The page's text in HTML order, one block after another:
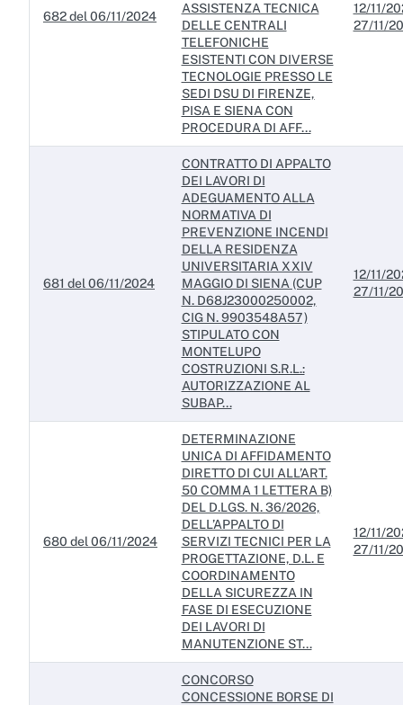
682 del 06/11/2024
ASSISTENZA TECNICA
DELLE CENTRALI
TELEFONICHE
ESISTENTI CON DIVERSE
TECNOLOGIE PRESSO LE
SEDI DSU DI FIRENZE,
PISA E SIENA CON
PROCEDURA DI AFF...
12/11/
27/11/
681 del 06/11/2024
CONTRATTO DI APPALTO
DEI LAVORI DI
ADEGUAMENTO ALLA
NORMATIVA DI
PREVENZIONE INCENDI
DELLA RESIDENZA
UNIVERSITARIA XXIV
MAGGIO DI SIENA (CUP
N. D68J23000250002,
CIG N. 9903548A57)
STIPULATO CON
MONTELUPO
COSTRUZIONI S.R.L.:
AUTORIZZAZIONE AL
SUBAP...
12/11/
27/11/
680 del 06/11/2024
DETERMINAZIONE
UNICA DI AFFIDAMENTO
DIRETTO DI CUI ALL’ART.
50 COMMA 1 LETTERA B)
DEL D.LGS. N. 36/2026,
DELL’APPALTO DI
SERVIZI TECNICI PER LA
PROGETTAZIONE, D.L. E
COORDINAMENTO
DELLA SICUREZZA IN
FASE DI ESECUZIONE
DEI LAVORI DI
MANUTENZIONE ST...
12/11/
27/11/
CONCORSO
CONCESSIONE BORSE DI